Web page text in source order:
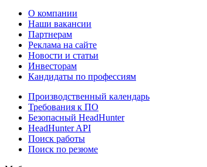
О компании
Наши вакансии
Партнерам
Реклама на сайте
Новости и статьи
Инвесторам
Кандидаты по профессиям
Производственный календарь
Требования к ПО
Безопасный HeadHunter
HeadHunter API
Поиск работы
Поиск по резюме